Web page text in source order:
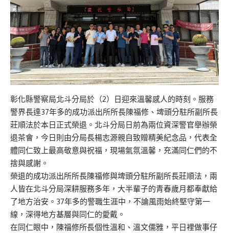
彰化縣警察局北斗分局於（2）日迎來溫馨感人的時刻。服務
警界長達37年多的成功派出所所長陳福修、埤頭分駐所副所長
莊順法於本日正式榮退。北斗分局日前為兩位資深警官舉辦榮
退茶會，今日則由分局長楊志源親自致贈精美紀念品，代表全
體同仁致上最高敬意與祝福，現場氣氛溫馨，充滿同仁們的不
捨與感謝。
榮退的成功派出所所長陳福修與埤頭分駐所副所長莊順法，兩
人皆在北斗分局深耕服務多年，大半輩子的青春歲月都奉獻給
了地方治安。37年多的警職生涯中，不論風雨始終堅守第一
線，深得地方基層與同仁的愛戴。
在同仁眼中，陳福修所長個性溫和、溫文儒雅，平日裡做事仔